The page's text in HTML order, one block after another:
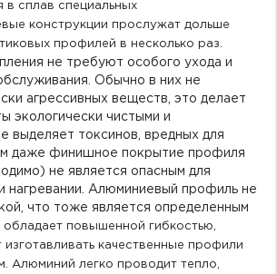
в сплав специальных
конструкции прослужат дольше
профилей в несколько раз.
не требуют особого ухода и
Обычно в них не
агрессивных веществ, это делает
экологически чистыми и
выделяет токсинов, вредных для
даже финишное покрытие профиля
не является опасным для
нагревании. Алюминиевый профиль не
что тоже является определенным
повышенной гибкостью,
качественные профили
Алюминий легко проводит тепло,